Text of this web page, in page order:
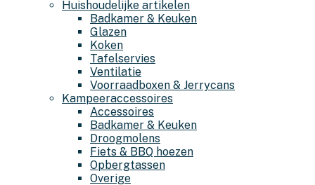
Huishoudelijke artikelen
Badkamer & Keuken
Glazen
Koken
Tafelservies
Ventilatie
Voorraadboxen & Jerrycans
Kampeeraccessoires
Accessoires
Badkamer & Keuken
Droogmolens
Fiets & BBQ hoezen
Opbergtassen
Overige